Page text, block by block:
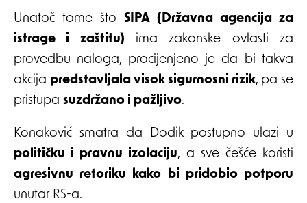
Unatoč tome što SIPA (Državna agencija za
istrage i zaštitu) ima zakonske ovlasti za
provedbu naloga, procijenjeno je da bi takva
akcija predstavljala visok sigurnosni rizik, pa se
pristupa suzdržano i pažljivo.
Konaković smatra da Dodik postupno ulazi u
političku i pravnu izolaciju, a sve češće koristi
agresivnu retoriku kako bi pridobio potporu
unutar RS-a.